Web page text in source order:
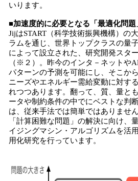
いります。
■加速度的に必要となる「最適化問題
JijはSTART（科学技術振興機構）の
ラムを通じ、世界トップクラスの量
によって設立された、研究開発スタ
（※２）。昨今のインタ－ネットや
パターンの予測を可能にし、そこか
ニーズやエネルギー需給変動に対す
れつつあります。翻って、質、量と
ータや制約条件の中でにベストな判
は、従来手法では簡単ではありませ
「計算困難な問題」の解決に向け、
イジングマシン・アルゴリズムを活
用化研究を行っています。